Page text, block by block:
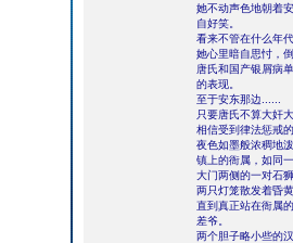
她不动声色地朝着
自好笑。
看来不管在什么年
她心里暗自思忖，
唐氏和国产银屑病
的表现。
至于安东那边......
只要唐氏不算大奸
相信受到律法惩戒
夜色如墨般浓稠地
镇上的衙属，如同
大门两侧的一对石
两只灯笼散发着昏
直到真正站在衙属
差爷。
两个胆子略小些的